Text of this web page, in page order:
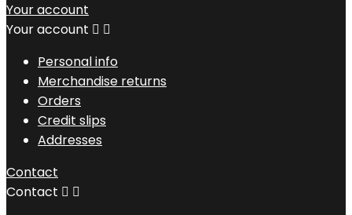
Your account
Your account  
Personal info
Merchandise returns
Orders
Credit slips
Addresses
Contact
Contact  